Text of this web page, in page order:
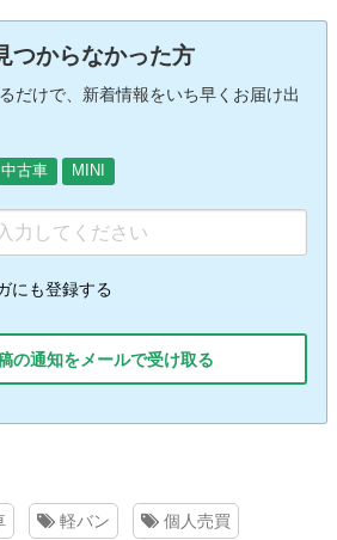
つからなかった方
だけで、新着情報をいち早くお届け出
中古車 MINI
にも登録する
の通知をメールで受け取る
軽バン 個人売買